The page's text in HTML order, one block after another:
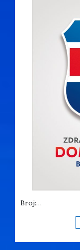
Broj:…